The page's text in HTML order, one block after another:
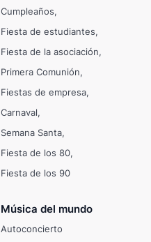
Cumpleaños
Fiesta de estudiantes
Fiesta de la asociación
Primera Comunión
Fiestas de empresa
Carnaval
Semana Santa
Fiesta de los 80
Fiesta de los 90
Música del mundo
Autoconcierto